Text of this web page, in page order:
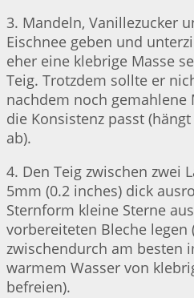
3. Mandeln, Vanillezucker
Eischnee geben und
eher eine klebrige Masse
Teig. Trotzdem sollte er
nachdem noch gemahlene
die Konsistenz passt
ab).
4. Den Teig zwischen zwei
5mm (0.2 inches) dick
Sternform kleine Sterne
vorbereiteten Bleche legen
zwischendurch am besten
warmem Wasser von
befreien).